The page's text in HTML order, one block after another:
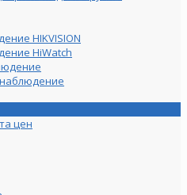
HIKVISION
HiWatch
цен